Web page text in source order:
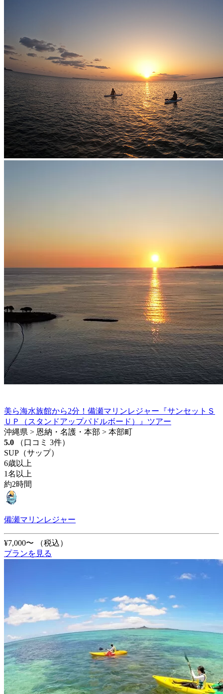
美ら海水族館から2分！備瀬マリンレジャー『サンセットＳ
ＵＰ（スタンドアップパドルボード）』ツアー
沖縄県 > 恩納・名護・本部 > 本部町
5.0
（口コミ 3件）
SUP（サップ）
6歳以上
1名以上
約2時間
備瀬マリンレジャー
¥7,000〜
（税込）
プランを見る